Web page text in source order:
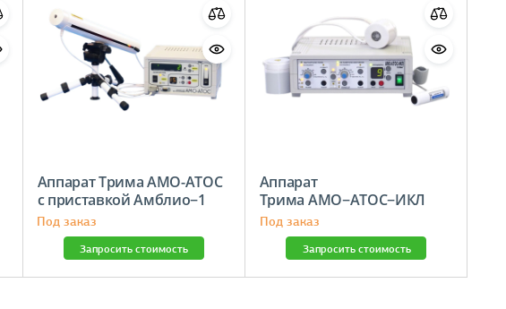
Аппарат Трима АМО-АТОС
с приставкой Амблио−1
Под заказ
Запросить стоимость
Аппарат
Трима АМО−АТОС−ИКЛ
Под заказ
Запросить стоимость